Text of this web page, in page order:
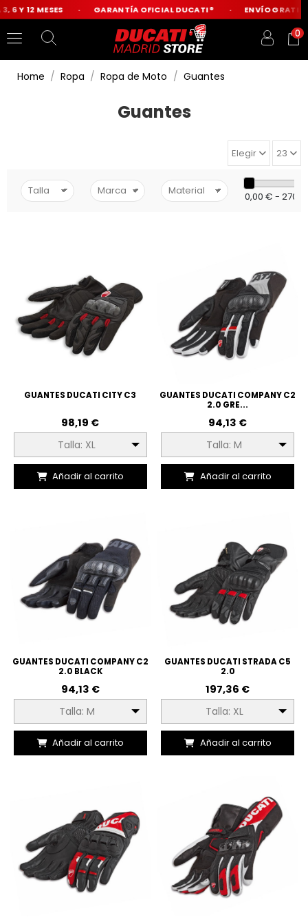
Y 12 MESES GARANTÍA OFICIAL DUCATI® ENVÍO GRATIS
0
Home Ropa Ropa de Moto Guantes
Guantes
Elegir 23
0,00 € -
GUANTES DUCATI CITY C3
98,19 €
Talla: XL
Añadir al carrito
GUANTES DUCATI COMPANY C2
2.0 GRE...
94,13 €
Talla: M
Añadir al carrito
GUANTES DUCATI COMPANY C2
2.0 BLACK
94,13 €
Talla: M
Añadir al carrito
GUANTES DUCATI STRADA C5
2.0
197,36 €
Talla: XL
Añadir al carrito